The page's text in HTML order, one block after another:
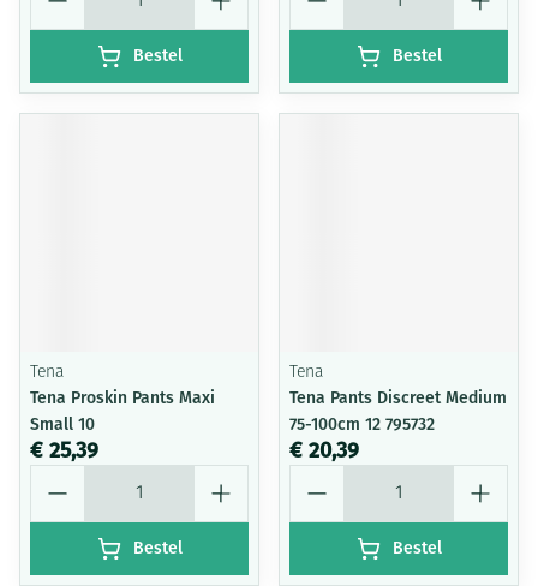
Bestel Bestel
Tena
Tena Proskin Pants Maxi
Small 10
€ 25,39
Bestel
Tena
Tena Pants Discreet Medium
75-100cm 12 795732
€ 20,39
Bestel